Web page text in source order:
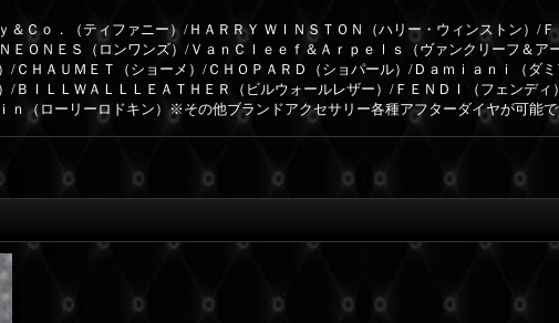
Ｃｏ．（ティファニー）/ＨＡＲＲＹ ＷＩＮＳＴＯＮ（ハリー・ウィンストン）/Ｆ
ＯＮＥＳ（ロンワンズ）/ＶａｎＣｌｅｅｆ＆Ａｒｐｅｌｓ（ヴァンクリーフ＆ア
ＣＨＡＵＭＥＴ（ショーメ）/ＣＨＯＰＡＲＤ（ショパール）/Ｄａｍｉａｎｉ（ダ
ＢＩＬＬＷＡＬＬＬＥＡＴＨＥＲ（ビルウォールレザー）/ＦＥＮＤＩ（フェンディ
（ローリーロドキン）※その他ブランドアクセサリー各種アフターダイヤが可能で